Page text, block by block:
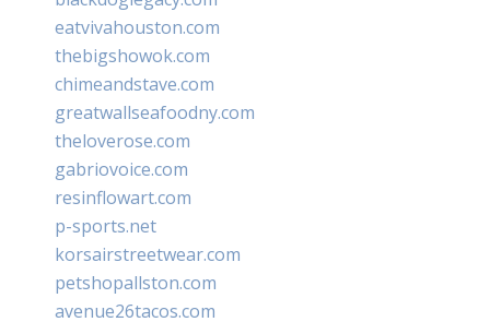
eatvivahouston.com
thebigshowok.com
chimeandstave.com
greatwallseafoodny.com
theloverose.com
gabriovoice.com
resinflowart.com
p-sports.net
korsairstreetwear.com
petshopallston.com
avenue26tacos.com